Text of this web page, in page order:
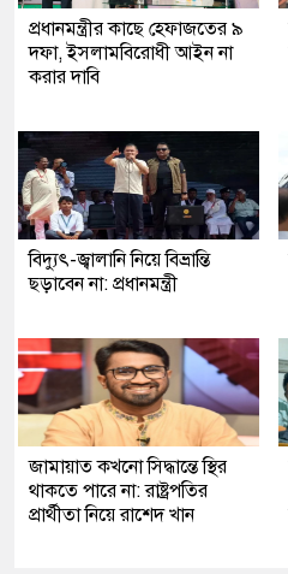
প্রধানমন্ত্রীর কাছে হেফাজতের ৯
দফা, ইসলামবিরোধী আইন না
করার দাবি
বিদ্যুৎ-জ্বালানি নিয়ে বিভ্রান্তি
ছড়াবেন না: প্রধানমন্ত্রী
জামায়াত কখনো সিদ্ধান্তে স্থির
থাকতে পারে না: রাষ্ট্রপতির
প্রার্থীতা নিয়ে রাশেদ খান